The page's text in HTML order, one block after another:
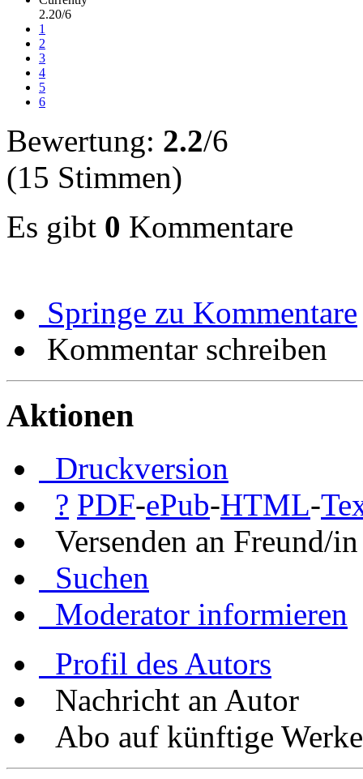
2.20/6
1
2
3
4
5
6
Bewertung: 2.2/6
(15 Stimmen)
Es gibt 0 Kommentare
Springe zu Kommentare
Kommentar schreiben
Aktionen
Druckversion
? PDF-ePub-HTML-
Versenden an Freund/in
Suchen
Moderator informieren
Profil des Autors
Nachricht an Autor
Abo auf künftige Werke